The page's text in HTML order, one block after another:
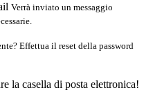
Verrà inviato un messaggio
Effettua il reset della password
la casella di posta elettronica!